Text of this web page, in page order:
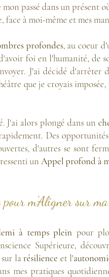
passé dans un présent
à moi-même et mes
profondes, au coeur
foi en l'humanité, de
J'ai décidé d'arrêter
que je croyais
J'ai alors plongé dans un
Des
d'autres se sont
un Appel profond à
pour m'Aligner sur
à temps plein pour
Supérieure,
sur larésilience et l'
mes pratiques